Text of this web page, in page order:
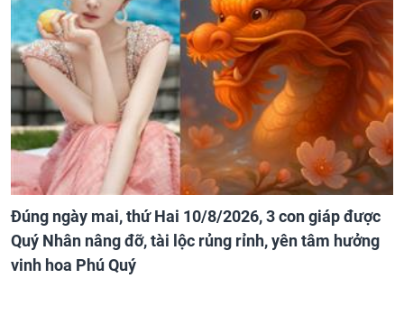
Đúng ngày mai, thứ Hai 10/8/2026, 3 con giáp được
Quý Nhân nâng đỡ, tài lộc rủng rỉnh, yên tâm hưởng
vinh hoa Phú Quý